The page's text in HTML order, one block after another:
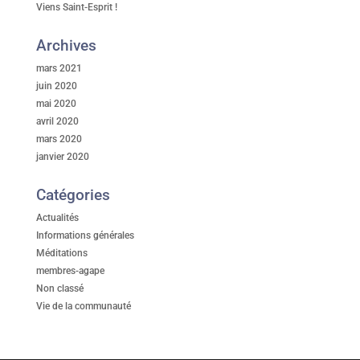
Viens Saint-Esprit !
Archives
mars 2021
juin 2020
mai 2020
avril 2020
mars 2020
janvier 2020
Catégories
Actualités
Informations générales
Méditations
membres-agape
Non classé
Vie de la communauté